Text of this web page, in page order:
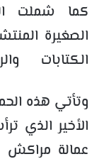
كما شملت
الصغيرة
الكتابات
وتأتي هذه
الأخير الذي
عمالة مراكش